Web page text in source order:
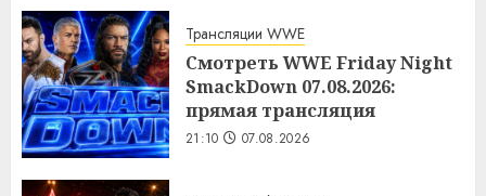
Трансляции WWE
Смотреть WWE Friday Night
SmackDown 07.08.2026:
прямая трансляция
21:10 07.08.2026